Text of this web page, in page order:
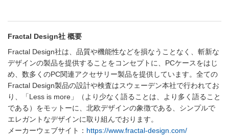
Fractal Design社 概要
Fractal Design社は、品質や機能性などを損なうことなく、斬新な
デザインの製品を提供することをコンセプトに、PCケースをはじ
め、数多くのPC関連アクセサリー製品を提供しています。全ての
Fractal Design製品の設計や検査はスウェーデン本社で行われてお
り、「Less is more」（より少なく語ることは、より多く語ること
である）をモットーに、北欧デザインの象徴である、シンプルで
エレガントなデザインに取り組んでおります。
メーカーウェブサイト： https://www.fractal-design.com/